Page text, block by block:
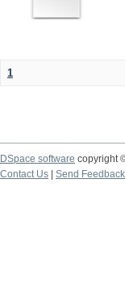
1
DSpace software copyright
Contact Us
Send Feedback